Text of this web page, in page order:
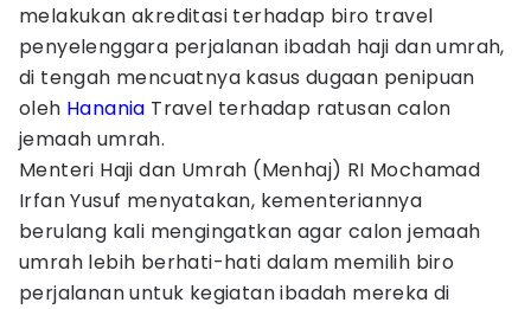
melakukan akreditasi terhadap biro travel
penyelenggara perjalanan ibadah haji dan umrah,
di tengah mencuatnya kasus dugaan penipuan
oleh Hanania Travel terhadap ratusan calon
jemaah umrah.
Menteri Haji dan Umrah (Menhaj) RI Mochamad
Irfan Yusuf menyatakan, kementeriannya
berulang kali mengingatkan agar calon jemaah
umrah lebih berhati-hati dalam memilih biro
perjalanan untuk kegiatan ibadah mereka di